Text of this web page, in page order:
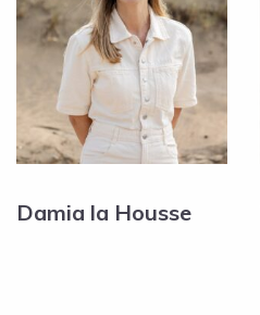
Damia la Housse